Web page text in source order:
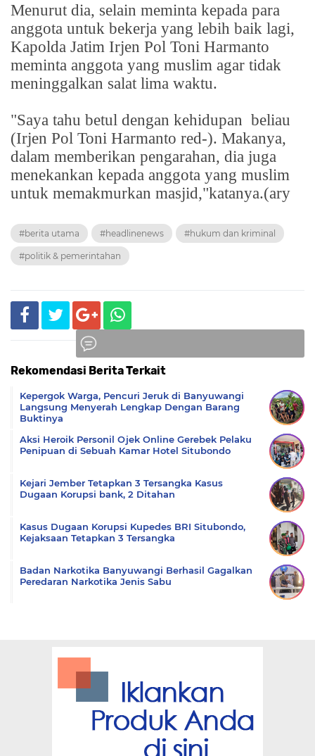
Menurut dia, selain meminta kepada para
anggota untuk bekerja yang lebih baik lagi,
Kapolda Jatim Irjen Pol Toni Harmanto
meminta anggota yang muslim agar tidak
meninggalkan salat lima waktu.
"Saya tahu betul dengan kehidupan beliau
(Irjen Pol Toni Harmanto red-). Makanya,
dalam memberikan pengarahan, dia juga
menekankan kepada anggota yang muslim
untuk memakmurkan masjid,"katanya.(ary
#berita utama #headlinenews #hukum dan kriminal
#politik & pemerintahan
Rekomendasi Berita Terkait
Kepergok Warga, Pencuri Jeruk di Banyuwangi
Langsung Menyerah Lengkap Dengan Barang
Buktinya
Aksi Heroik Personil Ojek Online Gerebek Pelaku
Penipuan di Sebuah Kamar Hotel Situbondo
Kejari Jember Tetapkan 3 Tersangka Kasus
Dugaan Korupsi bank, 2 Ditahan
Kasus Dugaan Korupsi Kupedes BRI Situbondo,
Kejaksaan Tetapkan 3 Tersangka
Badan Narkotika Banyuwangi Berhasil Gagalkan
Peredaran Narkotika Jenis Sabu